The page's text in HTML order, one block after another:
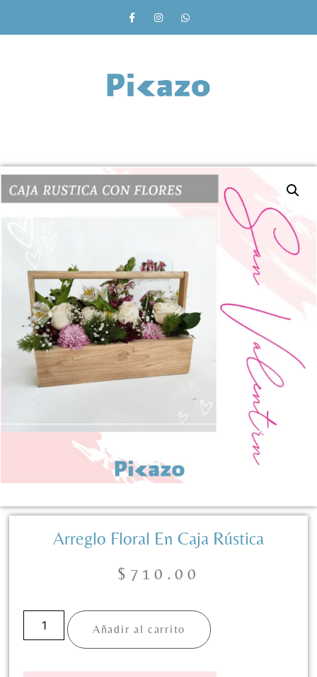
Arreglo Floral En Caja Rústica
$ 710.00
Añadir al carrito